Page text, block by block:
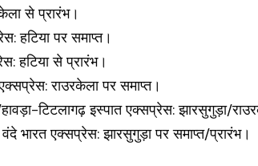
से प्रारंभ।
हटिया पर समाप्त।
हटिया से प्रारंभ।
राउरकेला पर समाप्त।
टिटलागढ़ इस्पात एक्सप्रेस: झारसुगुड़ा/
भारत एक्सप्रेस: झारसुगुड़ा पर समाप्त/प्रारंभ।